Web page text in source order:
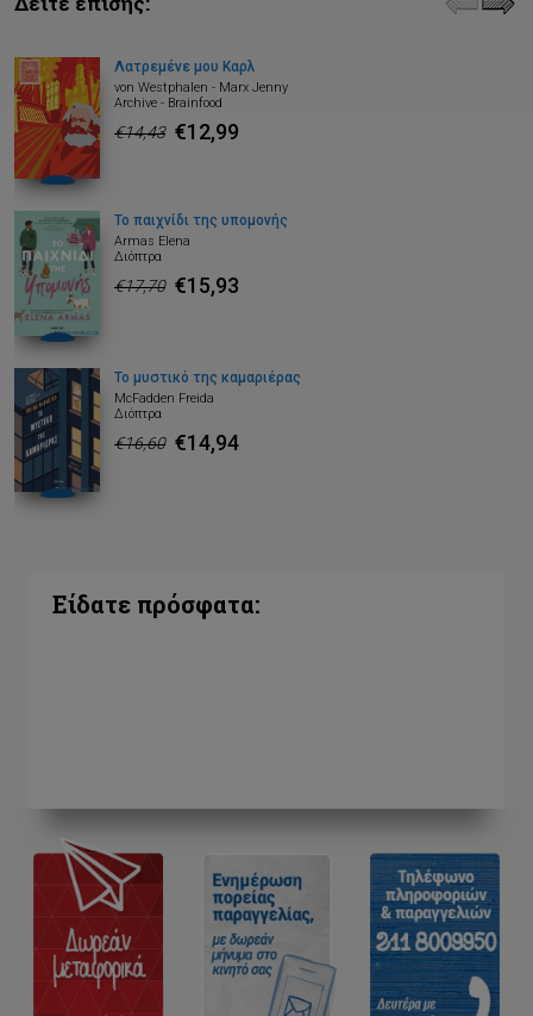
Λατρεμένε μου Καρλ
von Westphalen - Marx Jenny
Archive - Brainfood
€14,43 €12,99
Το παιχνίδι της υπομονής
Armas Elena
Διόπτρα
€17,70 €15,93
Το μυστικό της καμαριέρας
McFadden Freida
Διόπτρα
€16,60 €14,94
Είδατε πρόσφατα: